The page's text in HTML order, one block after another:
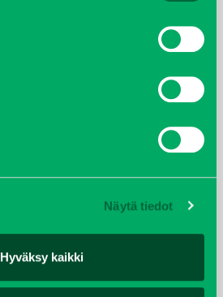
Näytä tiedot
Hyväksy kaikki